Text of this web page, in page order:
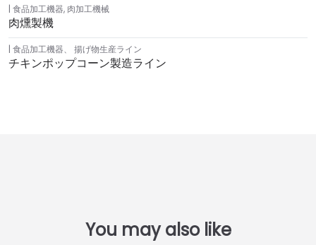
食品加工機器, 肉加工機械
肉燻製機
食品加工機器、 揚げ物生産ライン
チキンポップコーン製造ライン